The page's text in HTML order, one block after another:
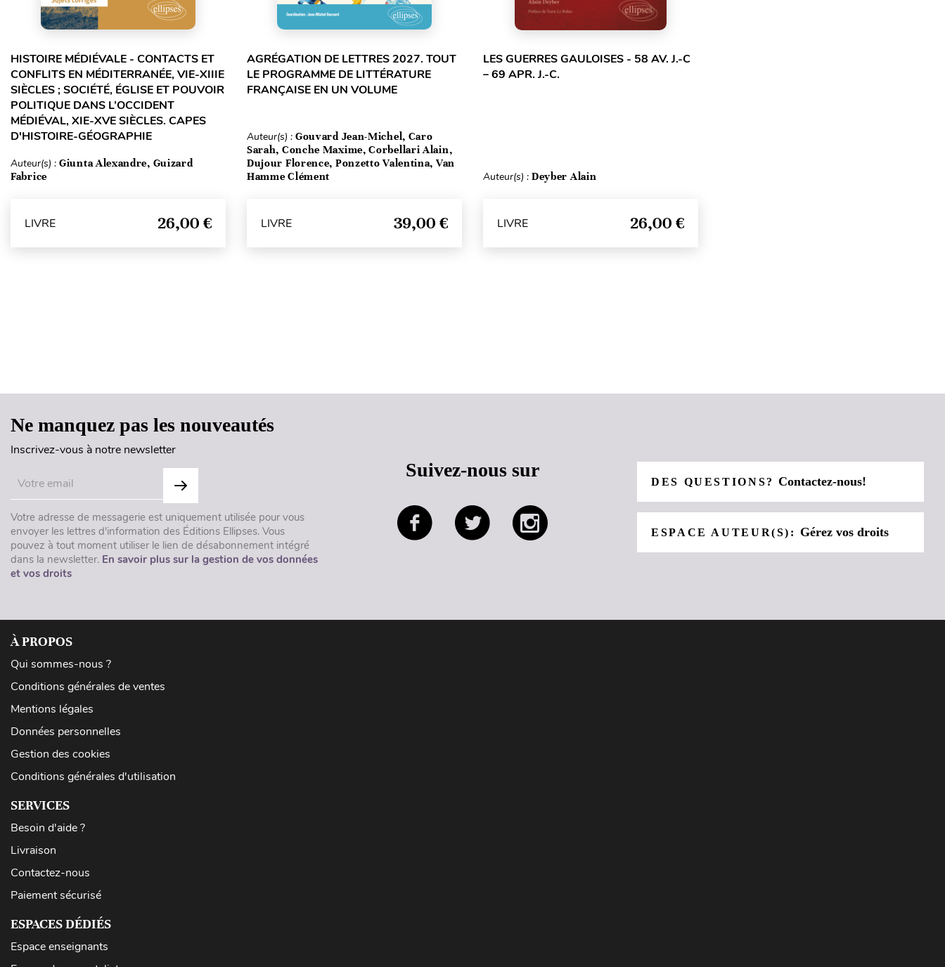
HISTOIRE MÉDIÉVALE - CONTACTS ET
CONFLITS EN MÉDITERRANÉE, VIE-XIIIE
SIÈCLES ; SOCIÉTÉ, ÉGLISE ET POUVOIR
POLITIQUE DANS L’OCCIDENT
MÉDIÉVAL, XIE-XVE SIÈCLES. CAPES
D'HISTOIRE-GÉOGRAPHIE
Auteur(s) : Giunta Alexandre, Guizard
Fabrice
LIVRE 26,00 €
AGRÉGATION DE LETTRES 2027. TOUT
LE PROGRAMME DE LITTÉRATURE
FRANÇAISE EN UN VOLUME
Auteur(s) : Gouvard Jean-Michel, Caro
Sarah, Conche Maxime, Corbellari Alain,
Dujour Florence, Ponzetto Valentina, Van
Hamme Clément
LIVRE 39,00 €
LES GUERRES GAULOISES - 58 AV. J.-C
– 69 APR. J.-C.
Auteur(s) : Deyber Alain
LIVRE 26,00 €
Ne manquez pas les nouveautés
Inscrivez-vous à notre newsletter
Votre adresse de messagerie est uniquement utilisée pour vous
envoyer les lettres d'information des Éditions Ellipses. Vous
pouvez à tout moment utiliser le lien de désabonnement intégré
dans la newsletter. En savoir plus sur la gestion de vos données
et vos droits
Suivez-nous sur
DES QUESTIONS?Contactez-nous!
ESPACE AUTEUR(S): Gérez vos droits
À PROPOS
Qui sommes-nous ?
Conditions générales de ventes
Mentions légales
Données personnelles
Gestion des cookies
Conditions générales d'utilisation
SERVICES
Besoin d'aide ?
Livraison
Contactez-nous
Paiement sécurisé
ESPACES DÉDIÉS
Espace enseignants